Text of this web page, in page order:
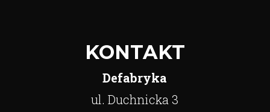
KONTAKT
Defabryka
ul. Duchnicka 3